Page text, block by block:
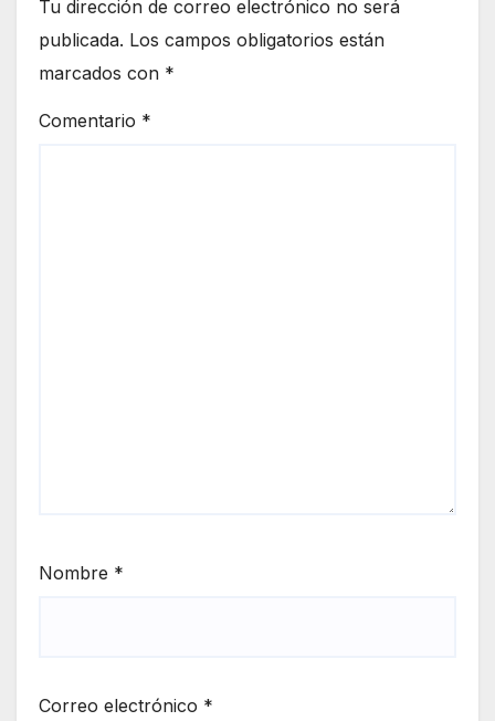
Tu dirección de correo electrónico no será
publicada. Los campos obligatorios están
marcados con *
Comentario *
Nombre *
Correo electrónico *